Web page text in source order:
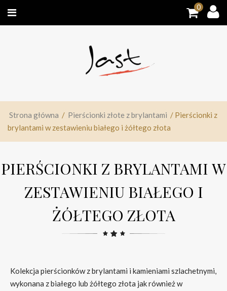
0
Strona główna / Pierścionki złote z brylantami / Pierścionki z
brylantami w zestawieniu białego i żółtego złota
PIERŚCIONKI Z BRYLANTAMI W
ZESTAWIENIU BIAŁEGO I
ŻÓŁTEGO ZŁOTA
Kolekcja pierścionków z brylantami i kamieniami szlachetnymi,
wykonana z białego lub żółtego złota jak również w